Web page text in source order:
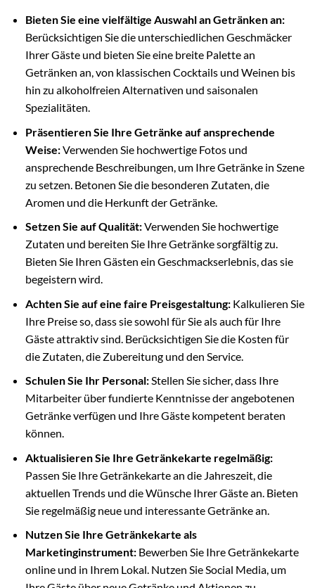
Bieten Sie eine vielfältige Auswahl an Getränken an:
Berücksichtigen Sie die unterschiedlichen Geschmäcker
Ihrer Gäste und bieten Sie eine breite Palette an
Getränken an, von klassischen Cocktails und Weinen bis
hin zu alkoholfreien Alternativen und saisonalen
Spezialitäten.
Präsentieren Sie Ihre Getränke auf ansprechende
Weise:Verwenden Sie hochwertige Fotos und
ansprechende Beschreibungen, um Ihre Getränke in Szene
zu setzen. Betonen Sie die besonderen Zutaten, die
Aromen und die Herkunft der Getränke.
Setzen Sie auf Qualität:Verwenden Sie hochwertige
Zutaten und bereiten Sie Ihre Getränke sorgfältig zu.
Bieten Sie Ihren Gästen ein Geschmackserlebnis, das sie
begeistern wird.
Achten Sie auf eine faire Preisgestaltung:Kalkulieren Sie
Ihre Preise so, dass sie sowohl für Sie als auch für Ihre
Gäste attraktiv sind. Berücksichtigen Sie die Kosten für
die Zutaten, die Zubereitung und den Service.
Schulen Sie Ihr Personal:Stellen Sie sicher, dass Ihre
Mitarbeiter über fundierte Kenntnisse der angebotenen
Getränke verfügen und Ihre Gäste kompetent beraten
können.
Aktualisieren Sie Ihre Getränkekarte regelmäßig:
Passen Sie Ihre Getränkekarte an die Jahreszeit, die
aktuellen Trends und die Wünsche Ihrer Gäste an. Bieten
Sie regelmäßig neue und interessante Getränke an.
Nutzen Sie Ihre Getränkekarte als
Marketinginstrument:Bewerben Sie Ihre Getränkekarte
online und in Ihrem Lokal. Nutzen Sie Social Media, um